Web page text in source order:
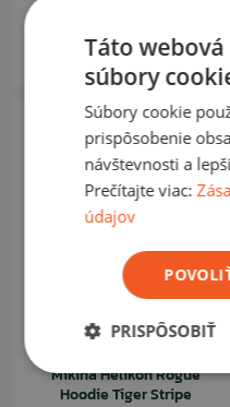
31,90 €
16,90 €
Na sklade
Výpredaj -50%
Mikina Helikon Rogue
Hoodie Tiger Stripe
Táto
súbory
Súbory cookie
prispôsobenie
návštevnosti a
Prečítajte viac:
údajov
PRISPÔSOBIŤ